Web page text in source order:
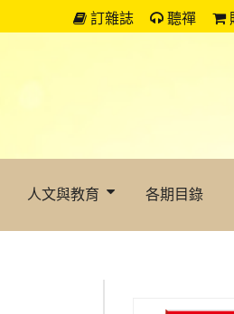
訂雜誌 聽禪
人文與教育 各期目錄